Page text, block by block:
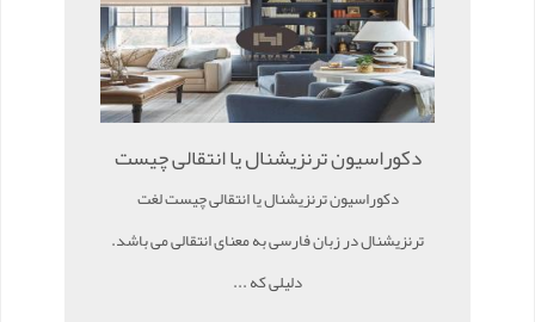
دکوراسیون ترنزیشنال یا انتقالی چیست
دکوراسیون ترنزیشنال یا انتقالی چیست لغت
ترنزیشنال در زبان فارسی به معنای انتقالی می باشد.
دلیلی که ...